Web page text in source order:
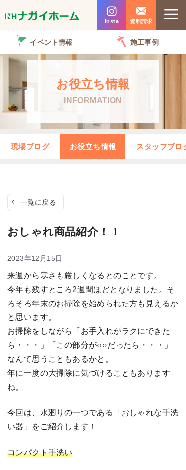
ン
プ
Insta 資料請求
イベント情報 施工事例
お役立ち情報
INFORMATION
現場ブログ お役立ち情報 スタッフブログ
一覧に戻る
おしゃれ商品紹介！！
2023年12月15日
来週から寒さも厳しくなるとのことです。
今年も残すところ2週間ほどとなりました。そ
ろそろ年末のお掃除を始められた方も見えるか
と思います。
お掃除をしながら「お手入れがラクにできた
ら・・・」「この部分が○○だったら・・・」
なんて思うこともあるかと。
年に一度の大掃除に気づけることもあります
ね。
今回は、水廻りの一つである「おしゃれな手洗
い器」をご紹介します！
コンパクト手洗い